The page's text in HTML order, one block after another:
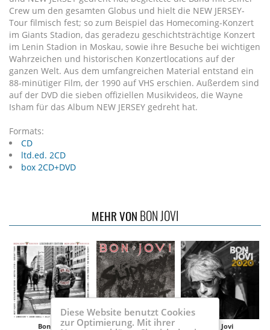
Crew um den gesamten Globus und hielt die NEW JERSEY-
Tour filmisch fest; so zum Beispiel das Homecoming-Konzert
im Giants Stadion, das geradezu geschichtsträchtige Konzert
im Lenin Stadion in Moskau, sowie ihre Besuche bei wichtigen
Wahrzeichen und historischen Konzertlocations auf der
ganzen Welt. Aus dem umfangreichen Material entstand ein
88-minütiger Film, der 1990 auf VHS erschien. Außerdem sind
auf der DVD die sieben offiziellen Musikvideos, die Wayne
Isham für das Album NEW JERSEY gedreht hat.
Formats:
CD
ltd.ed. 2CD
box 2CD+DVD
MEHR VON BON JOVI
Bon Jovi Bon Jovi Bon Jovi
Diese Website benutzt Cookies
zur Optimierung. Mit ihrer